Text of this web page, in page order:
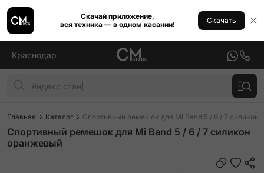
Скачай приложение,
вся техника — в одном касании!
Скачать
Краснодар
Главная Каталог Спортивный ремешок для Mi Band 5 / 6 / 7 силикон
Спортивный ремешок для Mi Band 5 / 6 / 7 силикон
оранжевый